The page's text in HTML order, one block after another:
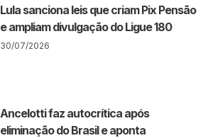
Lula sanciona leis que criam Pix Pensão
e ampliam divulgação do Ligue 180
30/07/2026
Ancelotti faz autocrítica após
eliminação do Brasil e aponta